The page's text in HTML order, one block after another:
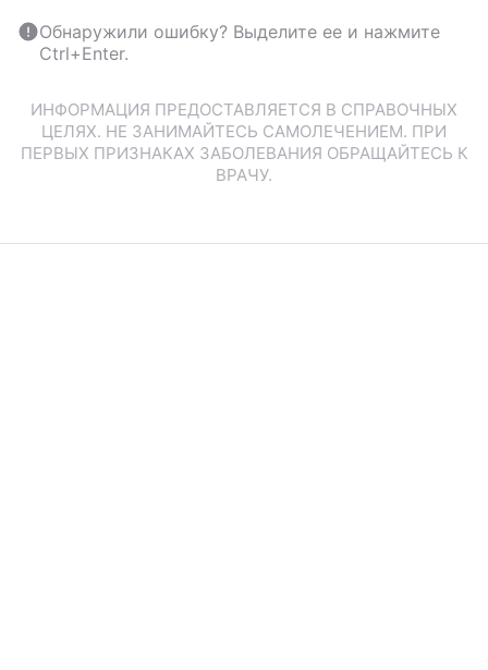
Обнаружили ошибку? Выделите ее и нажмите
Ctrl+Enter.
ИНФОРМАЦИЯ ПРЕДОСТАВЛЯЕТСЯ В СПРАВОЧНЫХ
ЦЕЛЯХ. НЕ ЗАНИМАЙТЕСЬ САМОЛЕЧЕНИЕМ. ПРИ
ПЕРВЫХ ПРИЗНАКАХ ЗАБОЛЕВАНИЯ ОБРАЩАЙТЕСЬ К
ВРАЧУ.